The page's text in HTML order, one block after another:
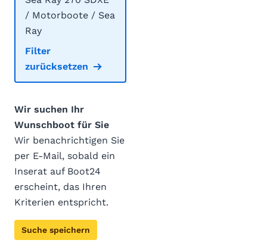
/ Motorboote / Sea
Ray
Filter
zurücksetzen
Wir suchen Ihr
Wunschboot für Sie
Wir benachrichtigen Sie
per E-Mail, sobald ein
Inserat auf Boot24
erscheint, das Ihren
Kriterien entspricht.
Suche speichern